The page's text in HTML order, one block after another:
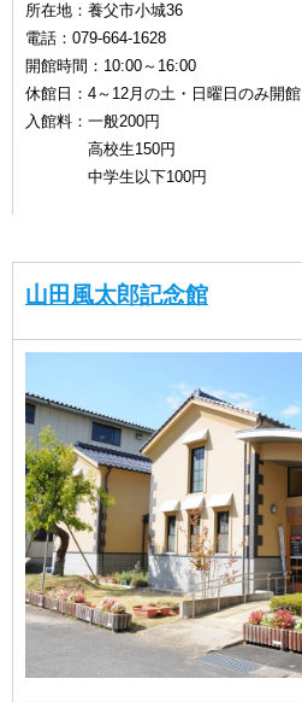
所在地：養父市小城36
電話：079-664-1628
開館時間：10:00～16:00
休館日：4～12月の土・日曜日のみ開館
入館料：一般200円
高校生150円
中学生以下100円
山田風太郎記念館